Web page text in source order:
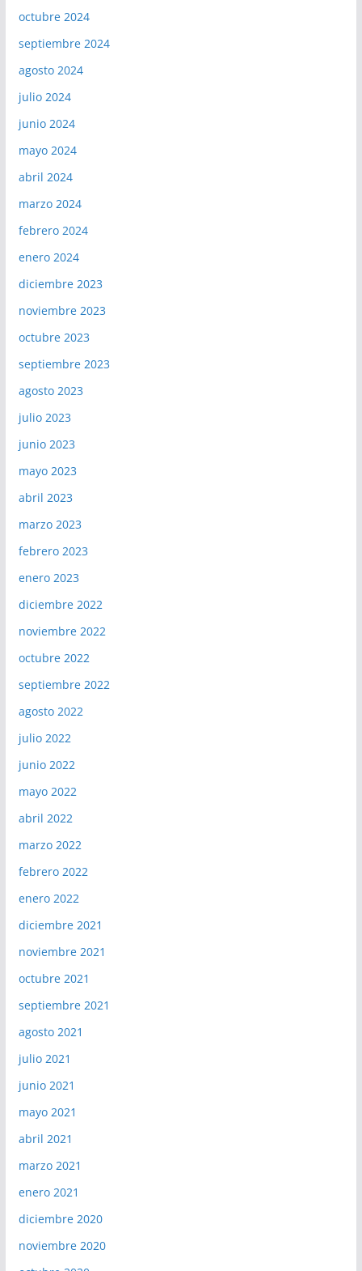
octubre 2024
septiembre 2024
agosto 2024
julio 2024
junio 2024
mayo 2024
abril 2024
marzo 2024
febrero 2024
enero 2024
diciembre 2023
noviembre 2023
octubre 2023
septiembre 2023
agosto 2023
julio 2023
junio 2023
mayo 2023
abril 2023
marzo 2023
febrero 2023
enero 2023
diciembre 2022
noviembre 2022
octubre 2022
septiembre 2022
agosto 2022
julio 2022
junio 2022
mayo 2022
abril 2022
marzo 2022
febrero 2022
enero 2022
diciembre 2021
noviembre 2021
octubre 2021
septiembre 2021
agosto 2021
julio 2021
junio 2021
mayo 2021
abril 2021
marzo 2021
enero 2021
diciembre 2020
noviembre 2020